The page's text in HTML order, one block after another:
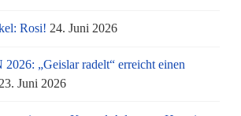
Rosi! 24. Juni 2026
„Geislar radelt“ erreicht einen
23. Juni 2026